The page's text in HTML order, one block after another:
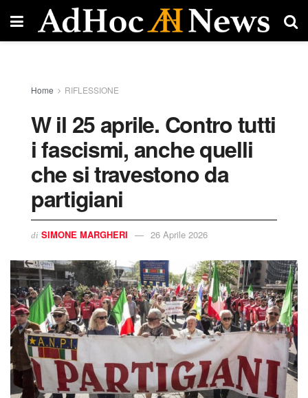
Home RIFLESSIONE
W il 25 aprile. Contro tutti
i fascismi, anche quelli
che si travestono da
partigiani
di SIMONE MARGHERI 26 Aprile 2026